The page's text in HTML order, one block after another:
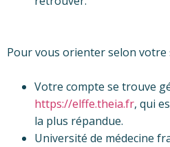
Pour vous orienter selon votre
Votre compte se trouve
https://elffe.theia.fr, qui
la plus répandue.
Université de médecine